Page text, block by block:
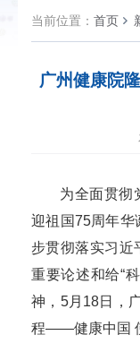
当前位置： 首页
广州健康院
为全面贯彻
迎祖国75周年华
步贯彻落实习近
重要论述和给“
神，5月18日，
程——健康中国